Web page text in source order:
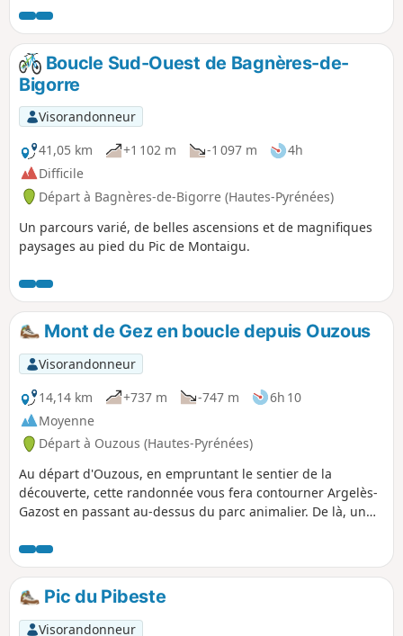
Hautes-Pyrénées et des Pyrénées-
Atlantiques, sur les coteaux au pied des
Pyrénées.
Boucle Sud-Ouest de Bagnères-de-
Bigorre
Visorandonneur
41,05 km
+1 102 m -1 097 m
4h
Difficile
Départ à Bagnères-de-Bigorre (Hautes-Pyrénées)
Un parcours varié, de belles ascensions et de magnifiques
paysages au pied du Pic de Montaigu.
Mont de Gez en boucle depuis Ouzous
Visorandonneur
14,14 km
+737 m -747 m
6h 10
Moyenne
Départ à Ouzous (Hautes-Pyrénées)
Au départ d'Ouzous, en empruntant le sentier de la
découverte, cette randonnée vous fera contourner Argelès-
Gazost en passant au-dessus du parc animalier. De là, un
Gez par le Sud, Sud-Ouest. Le retour passe par Gez et le
centre équestre du Bourdalat avant de rejoindre le parking
d'Ouzous. Parcours ombragé, vous marcherez
essentiellement sur des pistes et chemins.
Pic du Pibeste
Visorandonneur